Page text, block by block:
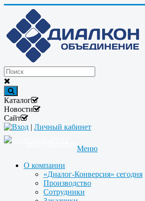
Каталог
Новости
Сайт
Вход | Личный кабинет
Меню
О компании
«Диалог-Конверсия» сегодня
Производство
Сотрудники